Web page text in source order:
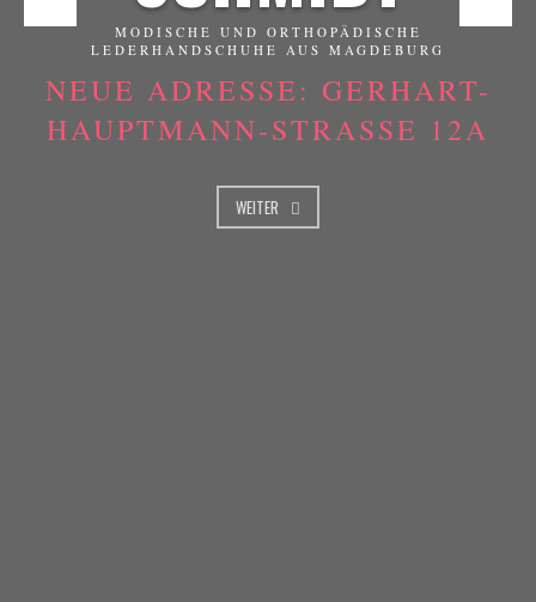
MODISCHE UND ORTHOPÄDISCHE
LEDERHANDSCHUHE AUS MAGDEBURG
NEUE ADRESSE: GERHART-
HAUPTMANN-STRASSE 12A
WEITER